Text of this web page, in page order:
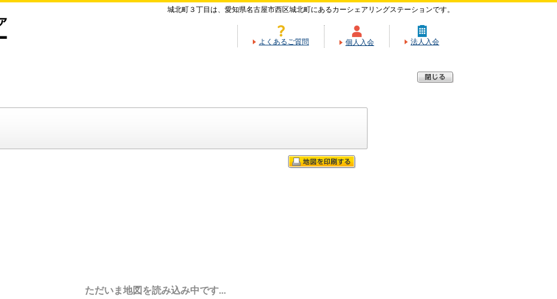
城北町３丁目は、愛知県名古屋市西区城北町にあるカーシェアリングステーションです。
よくあるご質問 個人入会 法人入会
ただいま地図を読み込み中です...